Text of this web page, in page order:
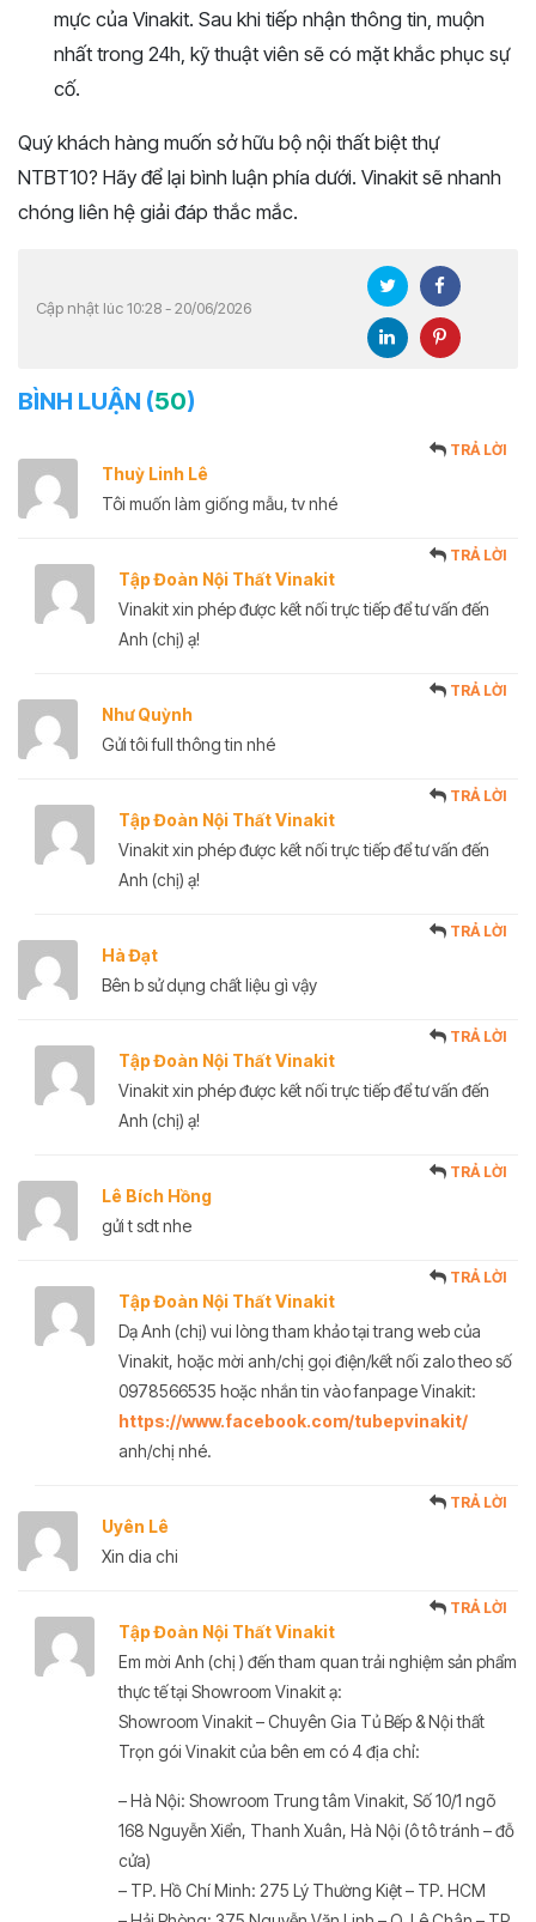
mực của Vinakit. Sau khi tiếp nhận thông tin, muộn
nhất trong 24h, kỹ thuật viên sẽ có mặt khắc phục sự
cố.
Quý khách hàng muốn sở hữu bộ nội thất biệt thự
NTBT10? Hãy để lại bình luận phía dưới. Vinakit sẽ nhanh
chóng liên hệ giải đáp thắc mắc.
Cập nhật lúc 10:28 - 20/06/2026
BÌNH LUẬN (50)
Thuỳ Linh Lê
TRẢ LỜI
Tôi muốn làm giống mẫu, tv nhé
Tập Đoàn Nội Thất Vinakit
TRẢ LỜI
Vinakit xin phép được kết nối trực tiếp để tư vấn đến
Anh (chị) ạ!
Như Quỳnh
TRẢ LỜI
Gửi tôi full thông tin nhé
Tập Đoàn Nội Thất Vinakit
TRẢ LỜI
Vinakit xin phép được kết nối trực tiếp để tư vấn đến
Anh (chị) ạ!
Hà Đạt
TRẢ LỜI
Bên b sử dụng chất liệu gì vậy
Tập Đoàn Nội Thất Vinakit
TRẢ LỜI
Vinakit xin phép được kết nối trực tiếp để tư vấn đến
Anh (chị) ạ!
Lê Bích Hồng
TRẢ LỜI
gửi t sdt nhe
Tập Đoàn Nội Thất Vinakit
TRẢ LỜI
Dạ Anh (chị) vui lòng tham khảo tại trang web của
Vinakit, hoặc mời anh/chị gọi điện/kết nối zalo theo số
0978566535 hoặc nhắn tin vào fanpage Vinakit:
https://www.facebook.com/tubepvinakit/
anh/chị nhé.
Uyên Lê
TRẢ LỜI
Xin dia chi
Tập Đoàn Nội Thất Vinakit
TRẢ LỜI
Em mời Anh (chị ) đến tham quan trải nghiệm sản phẩm
thực tế tại Showroom Vinakit ạ:
Showroom Vinakit – Chuyên Gia Tủ Bếp & Nội thất
Trọn gói Vinakit của bên em có 4 địa chỉ:
– Hà Nội: Showroom Trung tâm Vinakit, Số 10/1 ngõ
168 Nguyễn Xiển, Thanh Xuân, Hà Nội (ô tô tránh – đỗ
cửa)
– TP. Hồ Chí Minh: 275 Lý Thường Kiệt – TP. HCM